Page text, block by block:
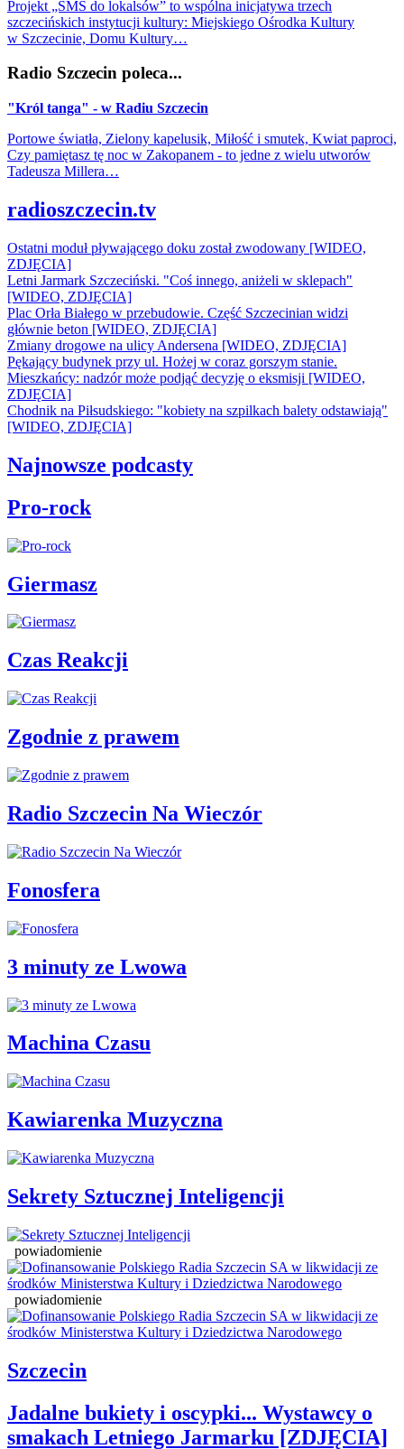
Projekt „SMS do lokalsów” to wspólna inicjatywa trzech
szczecińskich instytucji kultury: Miejskiego Ośrodka Kultury
w Szczecinie, Domu Kultury…
Radio Szczecin poleca...
"Król tanga" - w Radiu Szczecin
Portowe światła, Zielony kapelusik, Miłość i smutek, Kwiat paproci,
Czy pamiętasz tę noc w Zakopanem - to jedne z wielu utworów
Tadeusza Millera…
radioszczecin.tv
Ostatni moduł pływającego doku został zwodowany [WIDEO,
ZDJĘCIA]
Letni Jarmark Szczeciński. "Coś innego, aniżeli w sklepach"
[WIDEO, ZDJĘCIA]
Plac Orła Białego w przebudowie. Część Szczecinian widzi
głównie beton [WIDEO, ZDJĘCIA]
Zmiany drogowe na ulicy Andersena [WIDEO, ZDJĘCIA]
Pękający budynek przy ul. Hożej w coraz gorszym stanie.
Mieszkańcy: nadzór może podjąć decyzję o eksmisji [WIDEO,
ZDJĘCIA]
Chodnik na Piłsudskiego: "kobiety na szpilkach balety odstawiają"
[WIDEO, ZDJĘCIA]
Najnowsze podcasty
Pro-rock
Giermasz
Czas Reakcji
Zgodnie z prawem
Radio Szczecin Na Wieczór
Fonosfera
3 minuty ze Lwowa
Machina Czasu
Kawiarenka Muzyczna
Sekrety Sztucznej Inteligencji
powiadomienie
powiadomienie
Szczecin
Jadalne bukiety i oscypki... Wystawcy o
smakach Letniego Jarmarku [ZDJĘCIA]